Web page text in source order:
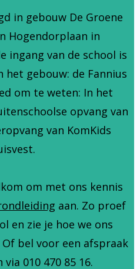
in gebouw De Groene
Hogendorplaan in
ingang van de school is
het gebouw: de Fannius
om te weten: In het
opvang van
van KomKids
om met ons kennis
aan. Zo proef
en zie je hoe we ons
bel voor een afspraak
010 470 85 16.